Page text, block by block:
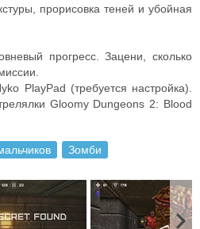
прорисовка теней и убойная
прогресс. Зацени, сколько
PlayPad (требуется настройка).
Gloomy Dungeons 2: Blood
Зомби